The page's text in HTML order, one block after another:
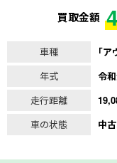
買取金額
車種
｢ア
年式
令
走行距離
車の状態
中